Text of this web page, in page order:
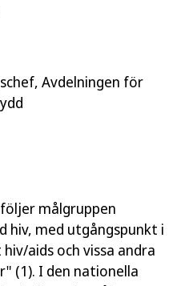
Avdelningen för
målgruppen
hiv, med utgångspunkt i
aids och vissa andra
(1). I den nationella